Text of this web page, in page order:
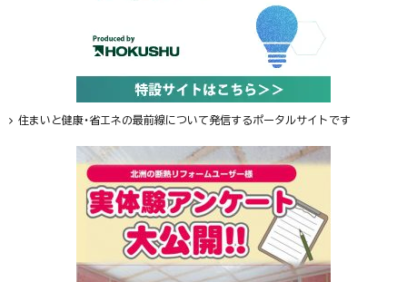
住まいと健康・省エネの最前線について発信するポータルサイトです